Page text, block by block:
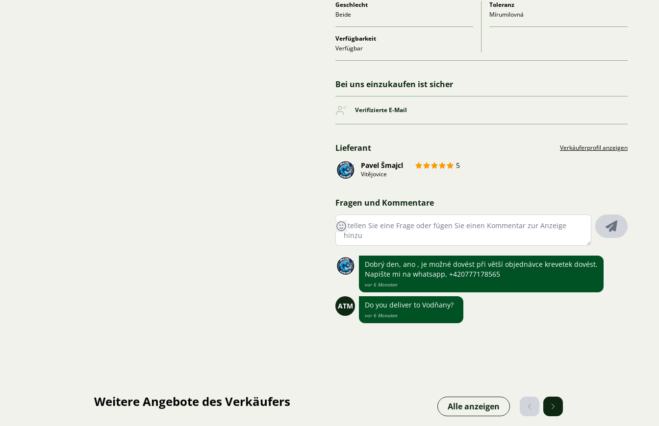
Geschlecht
Beide
Toleranz
Mírumilovná
Verfügbarkeit
Verfügbar
Bei uns einzukaufen ist sicher
Verifizierte E-Mail
Lieferant Verkäuferprofil anzeigen
Pavel Šmajcl 5
Vitějovice
Fragen und Kommentare
Dobrý den, ano , je možné dovést při větší objednávce krevetek dovést.
Napište mi na whatsapp, +420777178565
vor 6 Monaten
ATM Do you deliver to Vodňany?
vor 6 Monaten
Weitere Angebote des Verkäufers Alle anzeigen